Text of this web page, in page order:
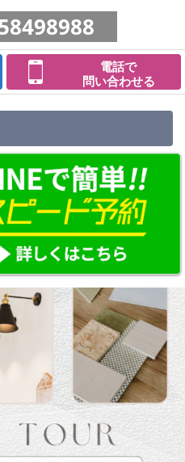
電話で
問い合わせる